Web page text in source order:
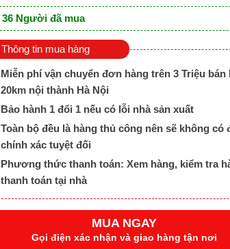
36 Người đã mua
Thông tin mua hàng
Miễn phí vận chuyển đơn hàng trên 3 Triệu bán
20km nội thành Hà Nội
Bảo hành 1 đổi 1 nếu có lỗi nhà sản xuất
Toàn bộ đều là hàng thủ công nên sẽ không có
chính xác tuyệt đối
Phương thức thanh toán: Xem hàng, kiểm tra
thanh toán tại nhà
MUA NGAY
Gọi điện xác nhận và giao hàng tận nơi